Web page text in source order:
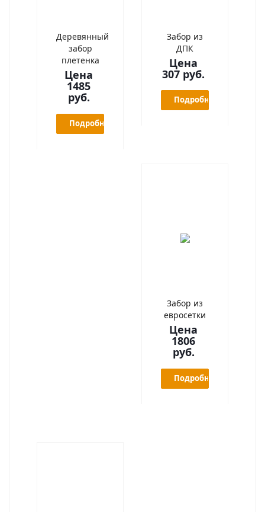
Деревянный
забор
плетенка
Цена
1485
руб.
Подробнее
Забор из
ДПК
Цена
307 руб.
Подробнее
Забор из
евросетки
Цена
1806
руб.
Подробнее